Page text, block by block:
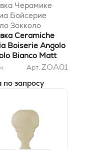
Черамике
Бойсерие
Зокколо
Матт 2,2x20
Ceramiche
Boiserie Angolo
Bianco Matt
Арт. ZOA01
по запросу